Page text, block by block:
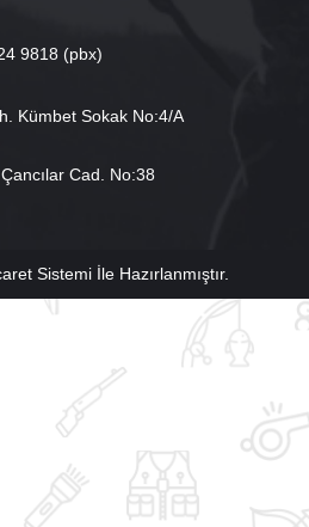
9818 (pbx)
Kümbet Sokak No:4/A
Cad. No:38
Sistemiİle Hazırlanmıştır.